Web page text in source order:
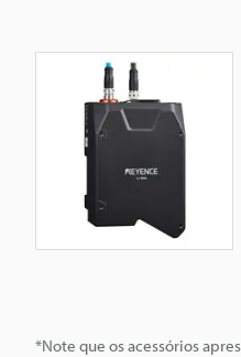
*Note que os acessórios